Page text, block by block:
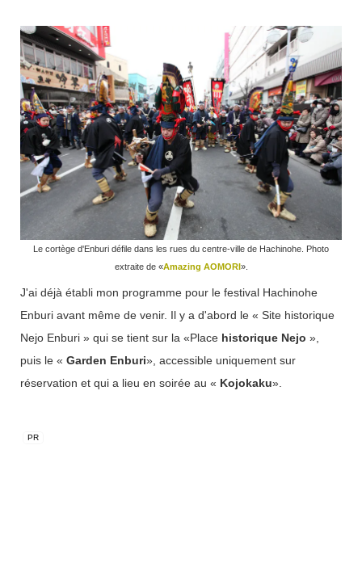
Le cortège d'Enburi défile dans les rues du centre-ville de Hachinohe. Photo
extraite de «Amazing AOMORI».
J'ai déjà établi mon programme pour le festival Hachinohe
Enburi avant même de venir. Il y a d'abord le « Site historique
Nejo Enburi » qui se tient sur la «Place historique Nejo »,
puis le « Garden Enburi», accessible uniquement sur
réservation et qui a lieu en soirée au « Kojokaku».